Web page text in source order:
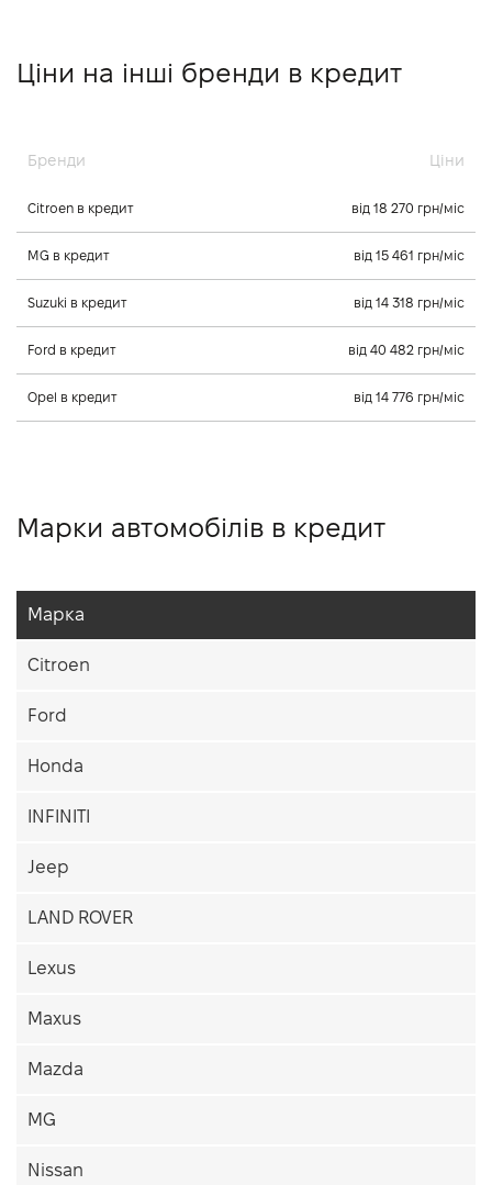
Ціни на інші бренди в кредит
Бренди Ціни
Citroen в кредит від 18 270 грн/міс
MG в кредит від 15 461 грн/міс
Suzuki в кредит від 14 318 грн/міс
Ford в кредит від 40 482 грн/міс
Opel в кредит від 14 776 грн/міс
Марки автомобілів в кредит
Марка
Citroen
Ford
Honda
INFINITI
Jeep
LAND ROVER
Lexus
Maxus
Mazda
MG
Nissan